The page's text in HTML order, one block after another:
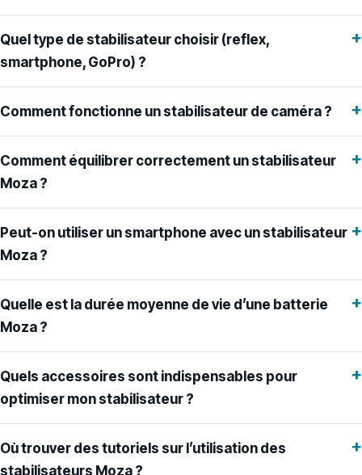
Quel type de stabilisateur choisir (reflex,
smartphone, GoPro) ?
+
Comment fonctionne un stabilisateur de caméra ? +
Comment équilibrer correctement un stabilisateur
Moza ?
+
Peut-on utiliser un smartphone avec un stabilisateur
Moza ?
+
Quelle est la durée moyenne de vie d’une batterie
Moza ?
+
Quels accessoires sont indispensables pour
optimiser mon stabilisateur ?
+
Où trouver des tutoriels sur l’utilisation des
stabilisateurs Moza ?
+